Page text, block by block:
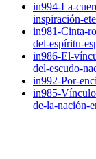
in994-La-
inspiración-
in981-Cinta-
del-espíritu-
in986-El-
del-escudo-
in992-Por-
in985-
de-la-nación-